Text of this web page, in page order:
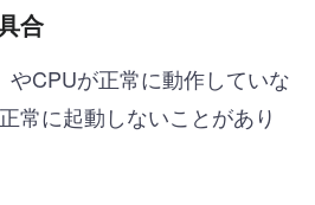
合
やCPUが正常に動作していな
常に起動しないことがあり